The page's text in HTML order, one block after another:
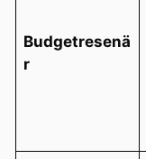
Budgetresenä
r